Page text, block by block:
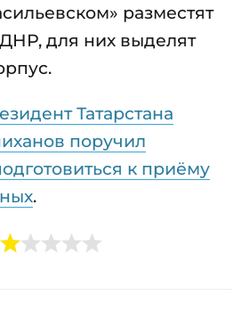
разместят
для них выделят
Татарстана
поручил
к приёму
.